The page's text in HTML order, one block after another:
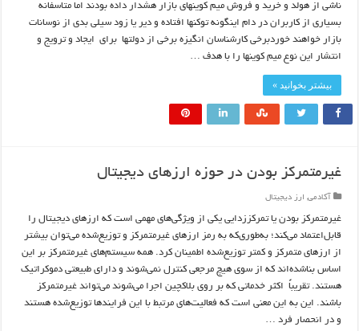
ناشی از هولد و خرید و فروش میم کوینهای بازار هشدار داده بودند اما متاسفانه
بسیاری از کاربران در دام اینگونه توکنها افتاده و دیر یا زود سیلی بدی از نوسانات
بازار خواهند خوردبرخی کارشناسان انگیزه برخی از دولتها برای ایجاد و ترویج و
انتشار این نوع میم کوینها را با هدف …
بیشتر بخوانید »
غیرمتمرکز بودن در حوزه ارزهای دیجیتال
آکادمی, ارز دیجیتال
غیرمتمرکز بودن یا تمرکززدایی یکی از ویژگی‌های مهمی است که ارزهای دیجیتال را
قابل‌اعتماد می‌کند؛ به‌طوری‌که به رمز ارزهای غیرمتمرکز و توزیع‌شده می‌توان بیشتر
از ارزهای متمرکز و کمتر توزیع‌شده اطمینان کرد. همه سیستم‌های غیرمتمرکز بر این
اساس بناشده‌اند که از سوی هیچ مرجعی کنترل نمی‌شوند و دارای طبیعتی دموکراتیک
هستند. تقریباً اکثر خدماتی که بر روی بلاکچین اجرا می‌شوند می‌تواند غیرمتمرکز
باشند. این به این معنی است که فعالیت‌های مرتبط با این فرایندها توزیع‌شده هستند
و در انحصار فرد …